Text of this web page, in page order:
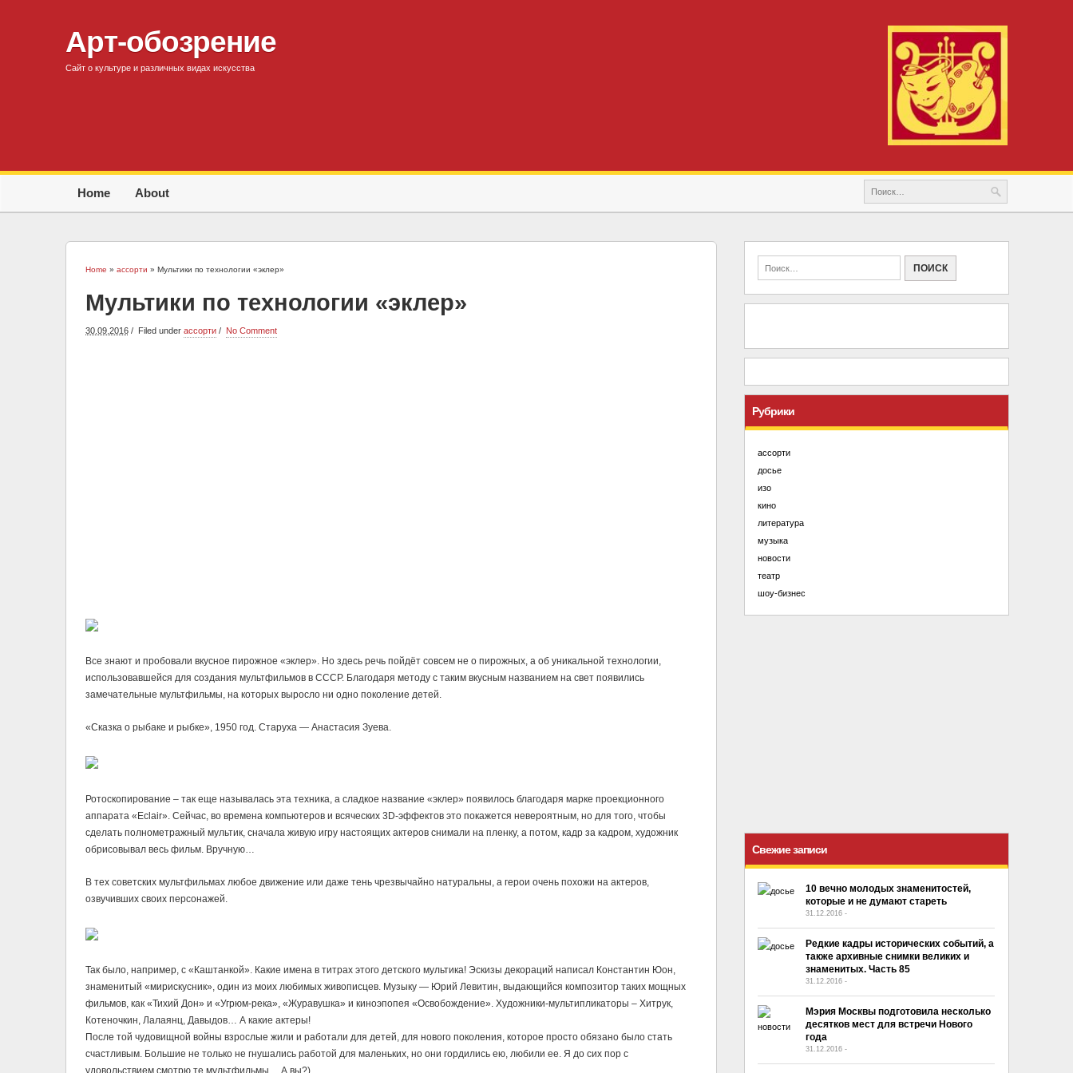
Арт-обозрение
Сайт о культуре и различных видах искусства
Home About
Home » ассорти » Мультики по технологии «эклер»
Мультики по технологии «эклер»
30.09.2016 Filed under ассорти No Comment
Все знают и пробовали вкусное пирожное «эклер». Но здесь речь пойдёт совсем не о пирожных, а об уникальной технологии,
использовавшейся для создания мультфильмов в СССР. Благодаря методу с таким вкусным названием на свет появились
замечательные мультфильмы, на которых выросло ни одно поколение детей.
«Сказка о рыбаке и рыбке», 1950 год. Старуха — Анастасия Зуева.
Ротоскопирование – так еще называлась эта техника, а сладкое название «эклер» появилось благодаря марке проекционного
аппарата «Eclair». Сейчас, во времена компьютеров и всяческих 3D-эффектов это покажется невероятным, но для того, чтобы
сделать полнометражный мультик, сначала живую игру настоящих актеров снимали на пленку, а потом, кадр за кадром, художник
обрисовывал весь фильм. Вручную…
В тех советских мультфильмах любое движение или даже тень чрезвычайно натуральны, а герои очень похожи на актеров,
озвучивших своих персонажей.
Так было, например, с «Каштанкой». Какие имена в титрах этого детского мультика! Эскизы декораций написал Константин Юон,
знаменитый «мирискусник», один из моих любимых живописцев. Музыку — Юрий Левитин, выдающийся композитор таких мощных
фильмов, как «Тихий Дон» и «Угрюм-река», «Журавушка» и киноэпопея «Освобождение». Художники-мультипликаторы – Хитрук,
Котеночкин, Лалаянц, Давыдов… А какие актеры!
После той чудовищной войны взрослые жили и работали для детей, для нового поколения, которое просто обязано было стать
счастливым. Большие не только не гнушались работой для маленьких, но они гордились ею, любили ее. Я до сих пор с
удовольствием смотрю те мультфильмы… А вы?)
Рубрики
ассорти
досье
изо
кино
литература
музыка
новости
театр
шоу-бизнес
Свежие записи
10 вечно молодых знаменитостей,
которые и не думают стареть
31.12.2016-
Редкие кадры исторических событий, а
также архивные снимки великих и
знаменитых. Часть 85
31.12.2016-
Мэрия Москвы подготовила несколько
десятков мест для встречи Нового
года
31.12.2016-